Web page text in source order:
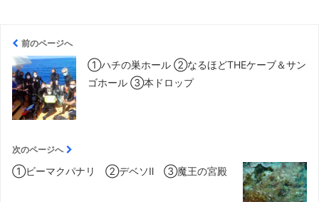
前のページへ
①ハチの巣ホール ②なるほどTHEケーブ＆サン
ゴホール ③本ドロップ
次のページへ
①ビーマクパナリ ②デベソⅡ ③魔王の宮殿